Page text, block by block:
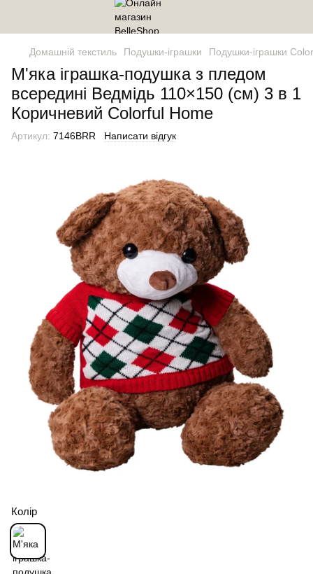
Домашній текстиль Подушки-іграшки Подушки-іграшки
М'яка іграшка-подушка з пледом
всередині Ведмідь 110×150 (см) 3 в 1
Коричневий Colorful Home
Артикул: 7146BRR Написати відгук
Колір